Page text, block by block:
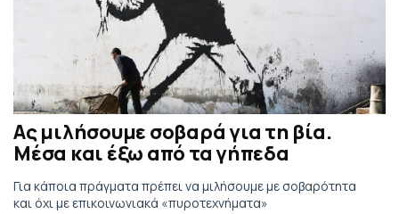
Ας μιλήσουμε σοβαρά για τη βία.
Μέσα και έξω από τα γήπεδα
Για κάποια πράγματα πρέπει να μιλήσουμε με σοβαρότητα
και όχι με επικοινωνιακά «πυροτεχνήματα»